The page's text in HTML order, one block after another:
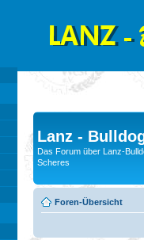
Lanz -
Das Forum über Lanz-
Scheres
Foren-Übersicht